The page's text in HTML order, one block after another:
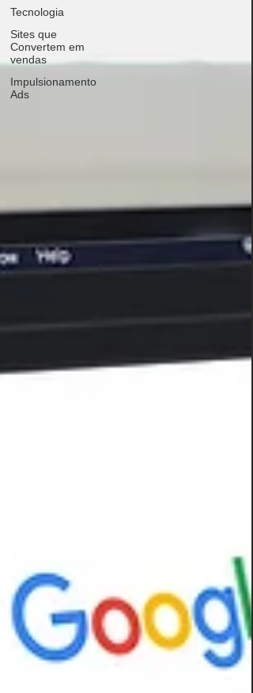
Tecnologia
Sites que
Convertem em
vendas
Impulsionamento
Ads